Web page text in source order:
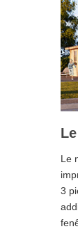
Le
3